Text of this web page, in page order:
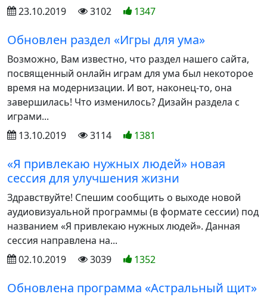
23.10.2019
3102 1347
Обновлен раздел «Игры для ума»
Возможно, Вам известно, что раздел нашего сайта,
посвященный онлайн играм для ума был некоторое
время на модернизации. И вот, наконец-то, она
завершилась! Что изменилось? Дизайн раздела с
играми...
13.10.2019
3114 1381
«Я привлекаю нужных людей» новая
сессия для улучшения жизни
Здравствуйте! Спешим сообщить о выходе новой
аудиовизуальной программы (в формате сессии) под
названием «Я привлекаю нужных людей». Данная
сессия направлена на...
02.10.2019
3039 1352
Обновлена программа «Астральный щит»